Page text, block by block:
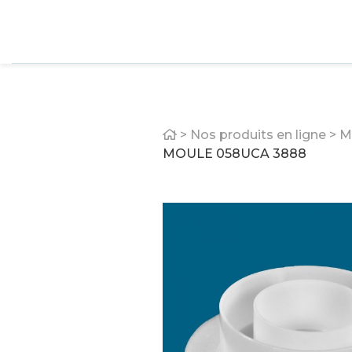
Home
> Nos produits en ligne >
MOULE 058UCA 3888